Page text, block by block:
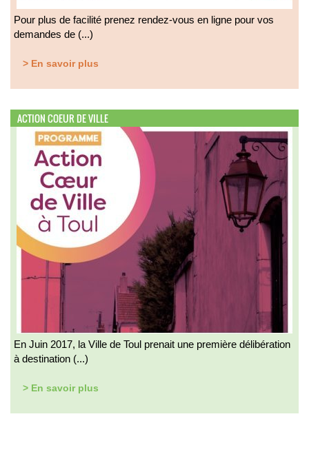
Pour plus de facilité prenez rendez-vous en ligne pour vos
demandes de (...)
> En savoir plus
ACTION COEUR DE VILLE
En Juin 2017, la Ville de Toul prenait une première délibération
à destination (...)
> En savoir plus